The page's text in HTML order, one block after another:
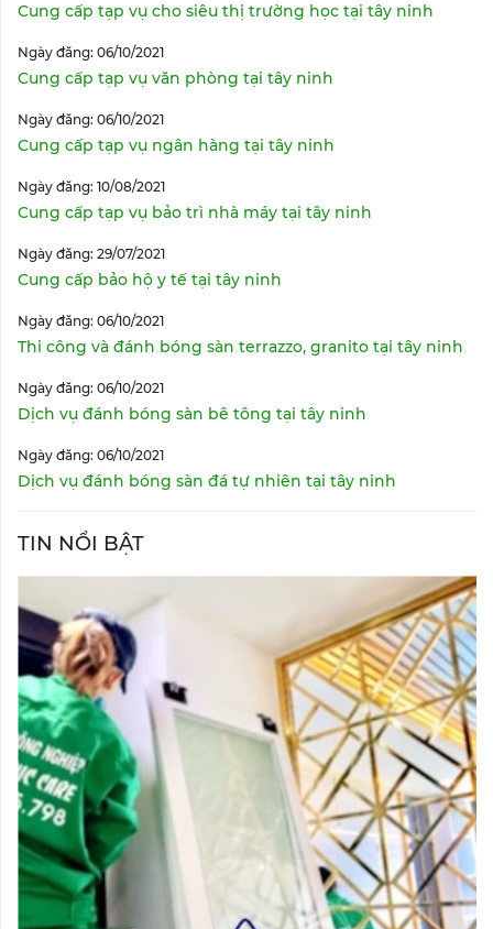
Cung cấp tạp vụ cho siêu thị trường học tại tây ninh
Ngày đăng: 06/10/2021
Cung cấp tạp vụ văn phòng tại tây ninh
Ngày đăng: 06/10/2021
Cung cấp tạp vụ ngân hàng tại tây ninh
Ngày đăng: 10/08/2021
Cung cấp tạp vụ bảo trì nhà máy tại tây ninh
Ngày đăng: 29/07/2021
Cung cấp bảo hộ y tế tại tây ninh
Ngày đăng: 06/10/2021
Thi công và đánh bóng sàn terrazzo, granito tại tây ninh
Ngày đăng: 06/10/2021
Dịch vụ đánh bóng sàn bê tông tại tây ninh
Ngày đăng: 06/10/2021
Dịch vụ đánh bóng sàn đá tự nhiên tại tây ninh
TIN NỔI BẬT